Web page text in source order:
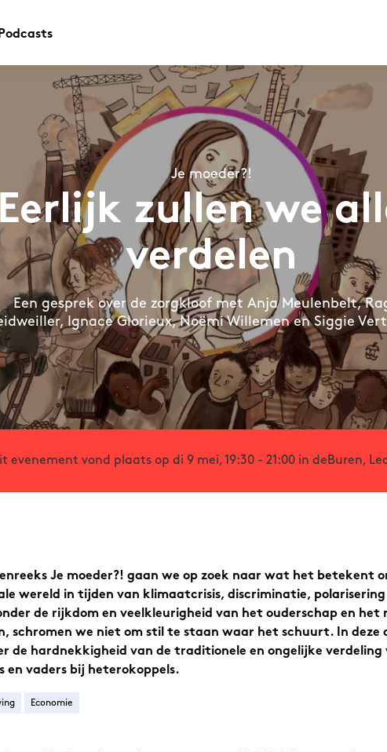
Je moeder?!
Eerlijk zullen we
verdelen
Een gesprek over de zorgkloof met Anja Meulenbelt,
Ignace Glorieux, Noëmi Willemen en Siggie
evenement vond plaats op di 9 mei, 19:30 - 21:00 in deBuren,
Je moeder?! gaan we op zoek naar wat het betekent
wereld in tijden van klimaatcrisis, discriminatie,
de rijkdom en veelkleurigheid van het ouderschap en het
schromen we niet om stil te staan waar het schuurt. In deze
de hardnekkigheid van de traditionele en ongelijke verdeling
en vaders bij heterokoppels.
Economie